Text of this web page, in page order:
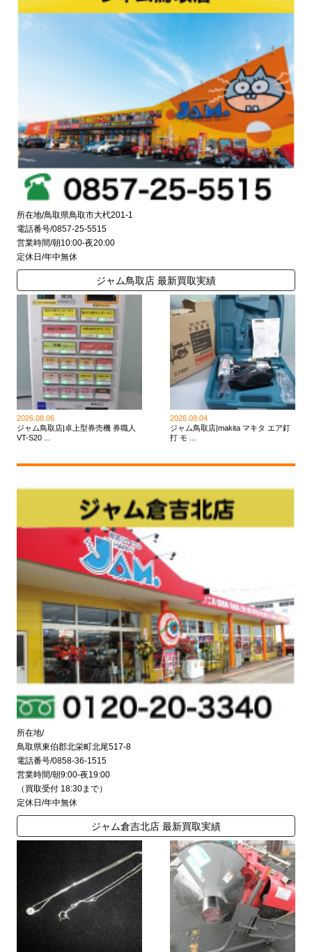
所在地/鳥取県鳥取市大杙201-1
電話番号/0857-25-5515
営業時間/朝10:00-夜20:00
定休日/年中無休
ジャム鳥取店 最新買取実績
2026.08.06
ジャム鳥取店|卓上型券売機 券職人
VT-S20 ...
2026.08.04
ジャム鳥取店|makita マキタ エア釘
打 モ ...
所在地/
鳥取県東伯郡北栄町北尾517-8
電話番号/0858-36-1515
営業時間/朝9:00-夜19:00
（買取受付 18:30まで）
定休日/年中無休
ジャム倉吉北店 最新買取実績